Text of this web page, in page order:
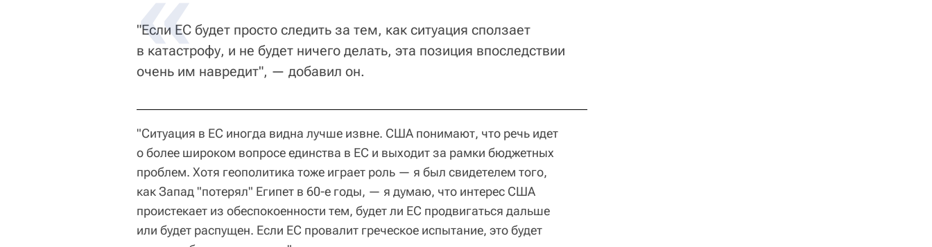
"Если ЕС будет просто следить за тем, как ситуация сползает
в катастрофу, и не будет ничего делать, эта позиция впоследствии
очень им навредит", — добавил он.
"Ситуация в ЕС иногда видна лучше извне. США понимают, что речь идет
о более широком вопросе единства в ЕС и выходит за рамки бюджетных
проблем. Хотя геополитика тоже играет роль — я был свидетелем того,
как Запад "потерял" Египет в 60-е годы, — я думаю, что интерес США
проистекает из обеспокоенности тем, будет ли ЕС продвигаться дальше
или будет распущен. Если ЕС провалит греческое испытание, это будет